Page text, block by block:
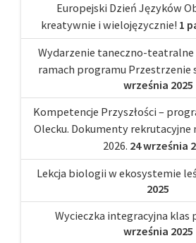
Europejski Dzień Języków
kreatywnie i wielojęzycznie! 1
Wydarzenie taneczno-
ramach programu Przestrzenie
września 2025
Kompetencje Przyszłości –
Olecku. Dokumenty rekrutacyjne
2026. 24 września
Lekcja biologii w ekosystemie
2025
Wycieczka integracyjna klas
września 2025